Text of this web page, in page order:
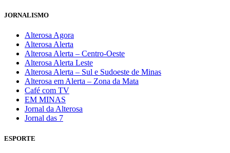
JORNALISMO
Alterosa Agora
Alterosa Alerta
Alterosa Alerta – Centro-Oeste
Alterosa Alerta Leste
Alterosa Alerta – Sul e Sudoeste de Minas
Alterosa em Alerta – Zona da Mata
Café com TV
EM MINAS
Jornal da Alterosa
Jornal das 7
ESPORTE